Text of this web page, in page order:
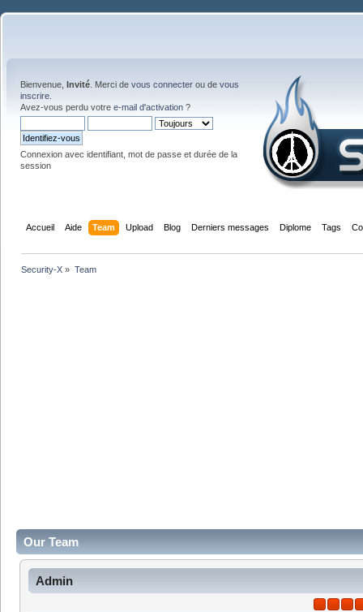
Bienvenue, Invité . Merci de vous connecter ou de vous
inscrire
Avez-vous perdu votre e-mail d'activation ?
Connexion avec identifiant, mot de passe et durée de la
session
Accueil Aide Team Upload Blog Derniers messages Diplome Tags
Security-X » Team
Our Team
Admin